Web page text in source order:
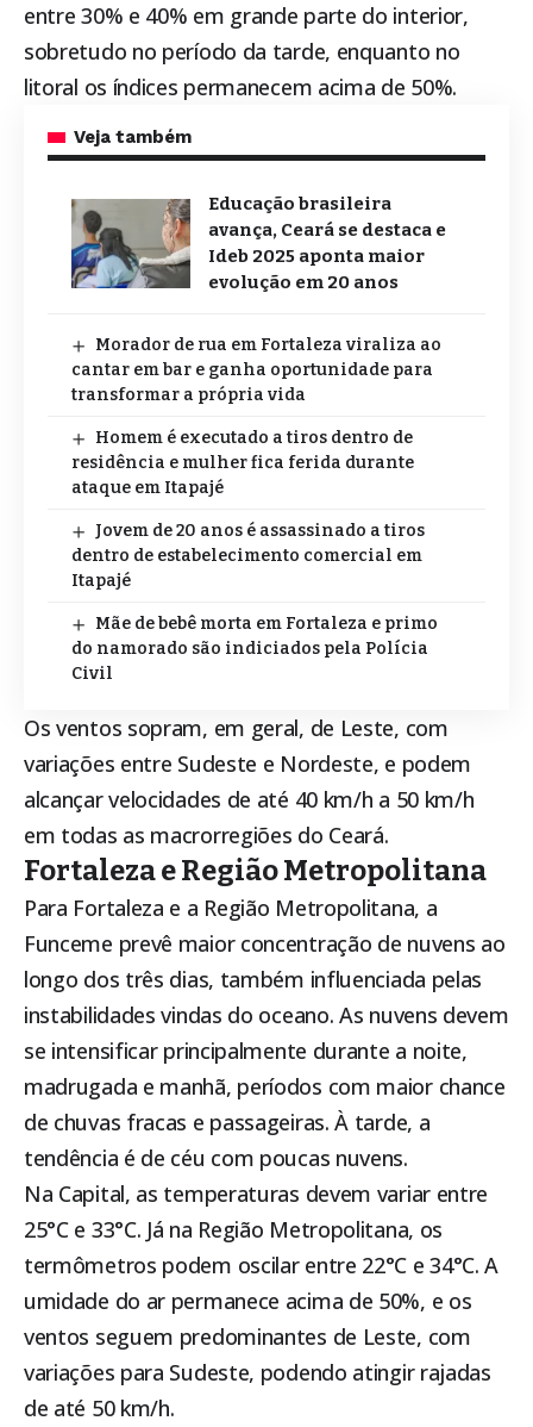
entre 30% e 40% em grande parte do interior,
sobretudo no período da tarde, enquanto no
litoral os índices permanecem acima de 50%.
Veja também
Educação brasileira
avança, Ceará se destaca e
Ideb 2025 aponta maior
evolução em 20 anos
Morador de rua em Fortaleza viraliza ao
cantar em bar e ganha oportunidade para
transformar a própria vida
Homem é executado a tiros dentro de
residência e mulher fica ferida durante
ataque em Itapajé
Jovem de 20 anos é assassinado a tiros
dentro de estabelecimento comercial em
Itapajé
Mãe de bebê morta em Fortaleza e primo
do namorado são indiciados pela Polícia
Civil
Os ventos sopram, em geral, de Leste, com
variações entre Sudeste e Nordeste, e podem
alcançar velocidades de até 40 km/h a 50 km/h
em todas as macrorregiões do Ceará.
Fortaleza e Região Metropolitana
Para Fortaleza e a Região Metropolitana, a
Funceme prevê maior concentração de nuvens ao
longo dos três dias, também influenciada pelas
instabilidades vindas do oceano. As nuvens devem
se intensificar principalmente durante a noite,
madrugada e manhã, períodos com maior chance
de chuvas fracas e passageiras. À tarde, a
tendência é de céu com poucas nuvens.
Na Capital, as temperaturas devem variar entre
25°C e 33°C. Já na Região Metropolitana, os
termômetros podem oscilar entre 22°C e 34°C. A
umidade do ar permanece acima de 50%, e os
ventos seguem predominantes de Leste, com
variações para Sudeste, podendo atingir rajadas
de até 50 km/h.